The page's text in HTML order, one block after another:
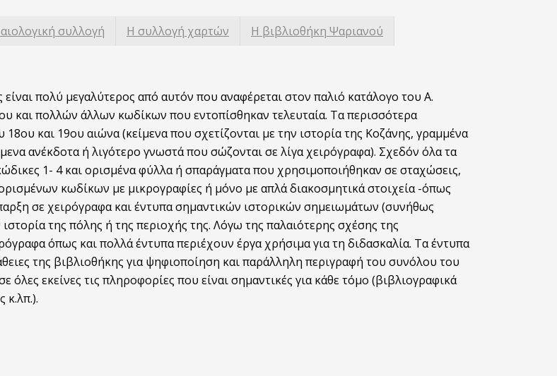
συλλογή Η συλλογή χαρτών
Η βιβλιοθήκη Ψαριανού
πολύ μεγαλύτερος από αυτόν που αναφέρεται στον παλιό κατάλογο του Α.
και πολλών άλλων κωδίκων που εντοπίσθηκαν τελευταία. Τα περισσότερα
και 19ου αιώνα (κείμενα που σχετίζονται με την ιστορία της Κοζάνης, γραμμένα
ανέκδοτα ή λιγότερο γνωστά που σώζονται σε λίγα χειρόγραφα). Σχεδόν όλα τα
1- 4 και ορισμένα φύλλα ή σπαράγματα που χρησιμοποιήθηκαν σε σταχώσεις,
κωδίκων με μικρογραφίες ή μόνο με απλά διακοσμητικά στοιχεία -όπως
σε χειρόγραφα και έντυπα σημαντικών ιστορικών σημειωμάτων (συνήθως
της πόλης ή της περιοχής της. Λόγω της παλαιότερης σχέσης της
όπως και πολλά έντυπα περιέχουν έργα χρήσιμα για τη διδασκαλία. Τα έντυπα
της βιβλιοθήκης για ψηφιοποίηση και παράλληλη περιγραφή του συνόλου του
εκείνες τις πληροφορίες που είναι σημαντικές για κάθε τόμο (βιβλιογραφικά
κ.λπ.).